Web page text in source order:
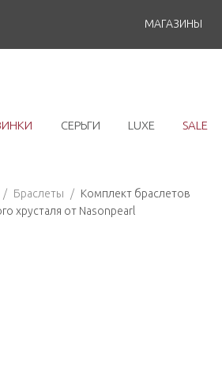
МАГАЗИНЫ
СЕРЬГИ LUXE SALE
/ Браслеты / Комплект браслетов
хрусталя от Nasonpearl